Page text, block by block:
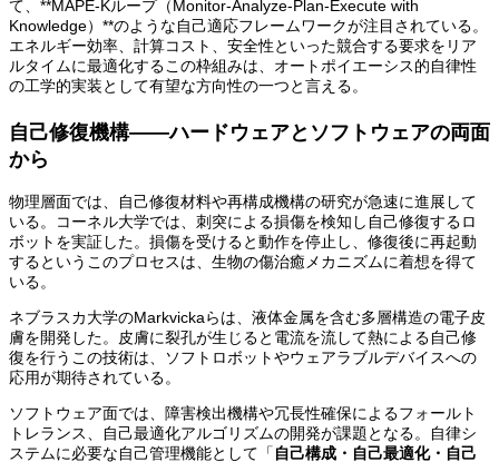
て、**MAPE-Kループ（Monitor-Analyze-Plan-Execute with
Knowledge）**のような自己適応フレームワークが注目されている。
エネルギー効率、計算コスト、安全性といった競合する要求をリア
ルタイムに最適化するこの枠組みは、オートポイエーシス的自律性
の工学的実装として有望な方向性の一つと言える。
自己修復機構——ハードウェアとソフトウェアの両面
から
物理層面では、自己修復材料や再構成機構の研究が急速に進展して
いる。コーネル大学では、刺突による損傷を検知し自己修復するロ
ボットを実証した。損傷を受けると動作を停止し、修復後に再起動
するというこのプロセスは、生物の傷治癒メカニズムに着想を得て
いる。
ネブラスカ大学のMarkvickaらは、液体金属を含む多層構造の電子皮
膚を開発した。皮膚に裂孔が生じると電流を流して熱による自己修
復を行うこの技術は、ソフトロボットやウェアラブルデバイスへの
応用が期待されている。
ソフトウェア面では、障害検出機構や冗長性確保によるフォールト
トレランス、自己最適化アルゴリズムの開発が課題となる。自律シ
ステムに必要な自己管理機能として「 自己構成・自己最適化・自己